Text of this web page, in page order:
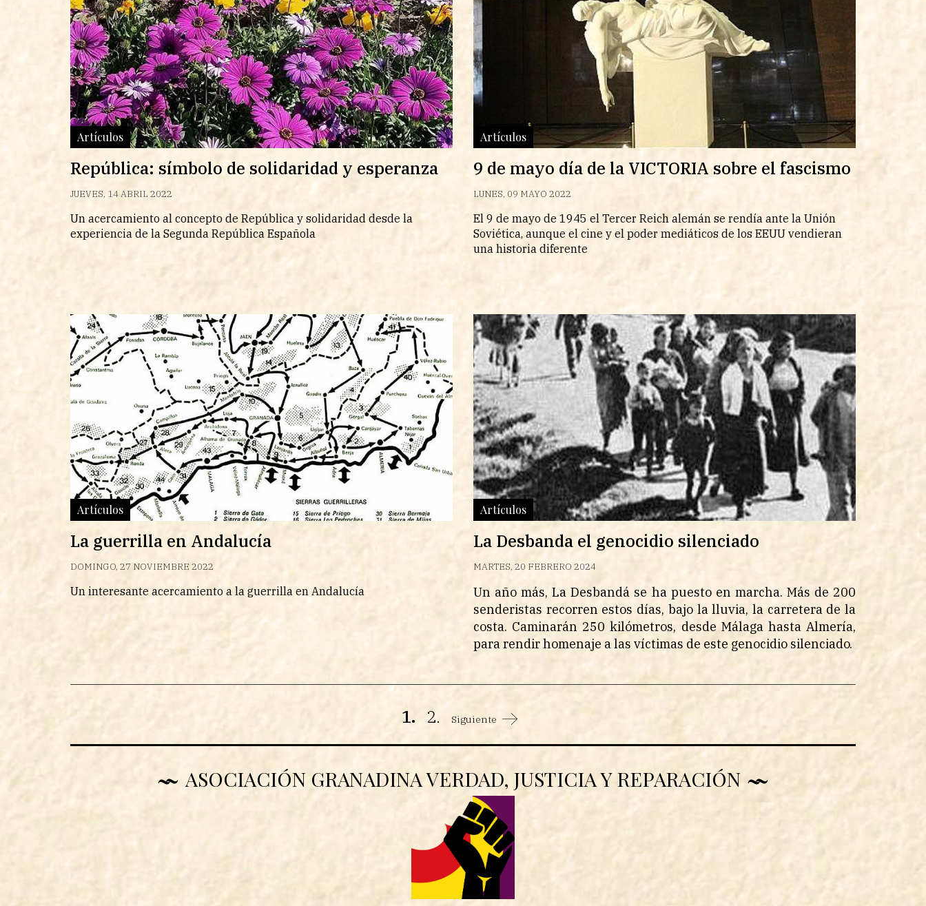
Artículos
República: símbolo de solidaridad y esperanza
JUEVES, 14 ABRIL 2022
Un acercamiento al concepto de República y solidaridad desde la
experiencia de la Segunda República Española
Artículos
9 de mayo día de la VICTORIA sobre el fascismo
LUNES, 09 MAYO 2022
El 9 de mayo de 1945 el Tercer Reich alemán se rendía ante la Unión
Soviética, aunque el cine y el poder mediáticos de los EEUU vendieran
una historia diferente
Artículos
La guerrilla en Andalucía
DOMINGO, 27 NOVIEMBRE 2022
Un interesante acercamiento a la guerrilla en Andalucía
Artículos
La Desbanda el genocidio silenciado
MARTES, 20 FEBRERO 2024
Un año más, La Desbandá se ha puesto en marcha. Más de 200
senderistas recorren estos días, bajo la lluvia, la carretera de la
costa. Caminarán 250 kilómetros, desde Málaga hasta Almería,
para rendir homenaje a las víctimas de este genocidio silenciado.
1. 2. Siguiente
ASOCIACIÓN GRANADINA VERDAD, JUSTICIA Y REPARACIÓN